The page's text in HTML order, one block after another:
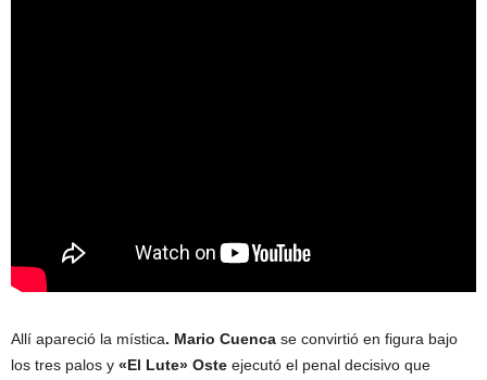
Allí apareció la mística. Mario Cuenca se convirtió en figura bajo
los tres palos y «El Lute» Oste ejecutó el penal decisivo que